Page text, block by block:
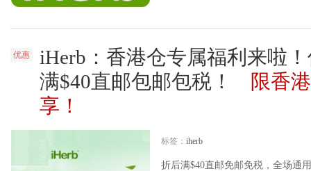
优惠
iHerb：香港仓专属福利来啦
满$40直邮包邮包税！
限香
享！
标签： iherb
折后满$40直邮免邮免税，全场通